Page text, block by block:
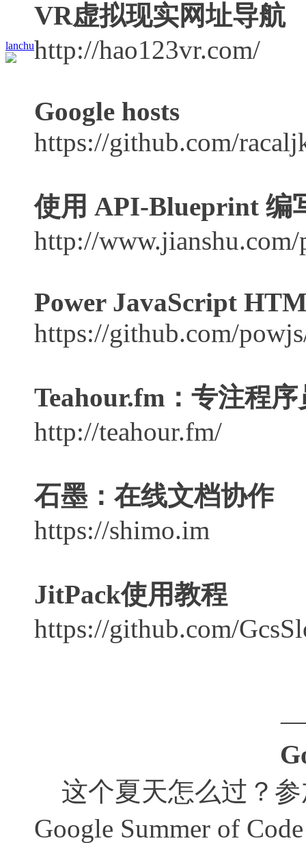
lanchu
VR虚拟现实网址导航
http://hao123vr.com/
Google hosts
https://github.com/
使用 API-Blueprint 编
http://www.jianshu.com/
Power JavaScript
https://github.com/
Teahour.fm：专注程
http://teahour.fm/
石墨：在线文档协作
https://shimo.im
JitPack使用教程
https://github.com/
这个夏天怎么过？参
Google Summer of